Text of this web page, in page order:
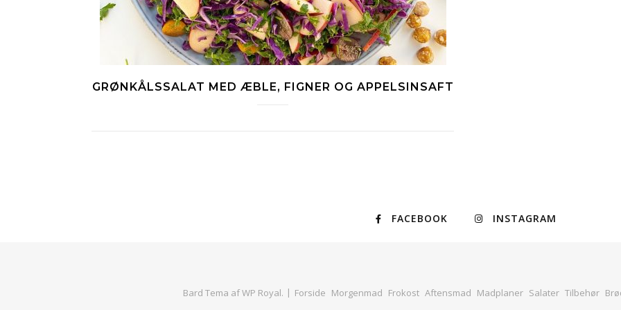
GRØNKÅLSSALAT MED ÆBLE, FIGNER OG APPELSINSAFT
FACEBOOK INSTAGRAM
Bard Tema afWP Royal. Forside Morgenmad Frokost Aftensmad Madplaner Salater Tilbehør